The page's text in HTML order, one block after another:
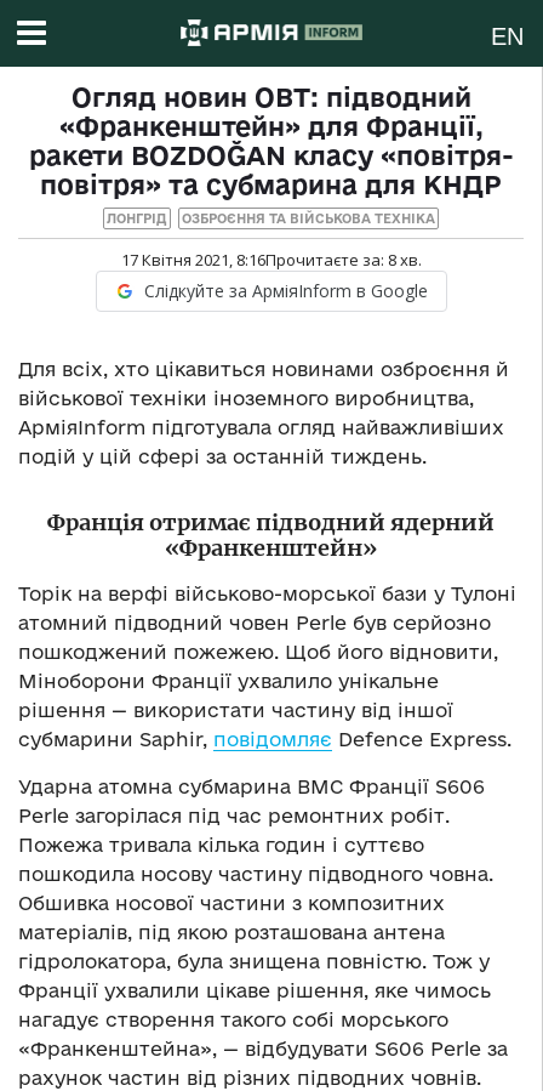
EN
Огляд новин ОВТ: підводний
«Франкенштейн» для Франції,
ракети BOZDOĞAN класу «повітря-
повітря» та субмарина для КНДР
ЛОНГРІД ОЗБРОЄННЯ ТА ВІЙСЬКОВА ТЕХНІКА
17 Квітня 2021, 8:16Прочитаєте за: 8хв.
Слідкуйте за АрміяInform в Google
Для всіх, хто цікавиться новинами озброєння й
військової техніки іноземного виробництва,
АрміяInform підготувала огляд найважливіших
подій у цій сфері за останній тиждень.
Франція отримає підводний ядерний
«Франкенштейн»
Торік на верфі військово-морської бази у Тулоні
атомний підводний човен Perle був серйозно
пошкоджений пожежею. Щоб його відновити,
Міноборони Франції ухвалило унікальне
рішення — використати частину від іншої
субмарини Saphir, повідомляє Defence Express.
Ударна атомна субмарина ВМС Франції S606
Perle загорілася під час ремонтних робіт.
Пожежа тривала кілька годин і суттєво
пошкодила носову частину підводного човна.
Обшивка носової частини з композитних
матеріалів, під якою розташована антена
гідролокатора, була знищена повністю. Тож у
Франції ухвалили цікаве рішення, яке чимось
нагадує створення такого собі морського
«Франкенштейна», — відбудувати S606 Perle за
рахунок частин від різних підводних човнів.